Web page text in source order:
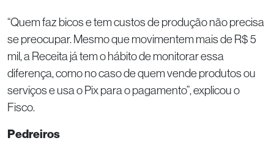
“Quem faz bicos e tem custos de produção não precisa
se preocupar. Mesmo que movimentem mais de R$ 5
mil, a Receita já tem o hábito de monitorar essa
diferença, como no caso de quem vende produtos ou
serviços e usa o Pix para o pagamento”, explicou o
Fisco.
Pedreiros